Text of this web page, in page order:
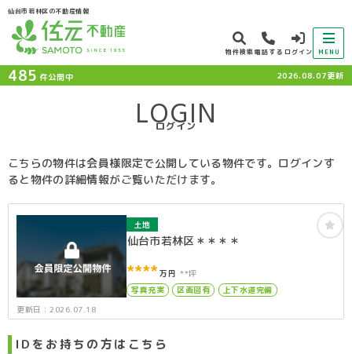
仙台市若林区の不動産情報
物件検索電話する ログイン MENU
485 件公開中 2026.08.07更新
LOGIN
ログイン
こちらの物件は会員様限定で公開している物件です。ログインす
ると物件の詳細情報がご覧いただけます。
更新日：2026.07.18
土地
仙台市若林区＊＊＊＊
****万円 **坪
写真充実
区画図有 上下水道完備
IDをお持ちの方はこちら